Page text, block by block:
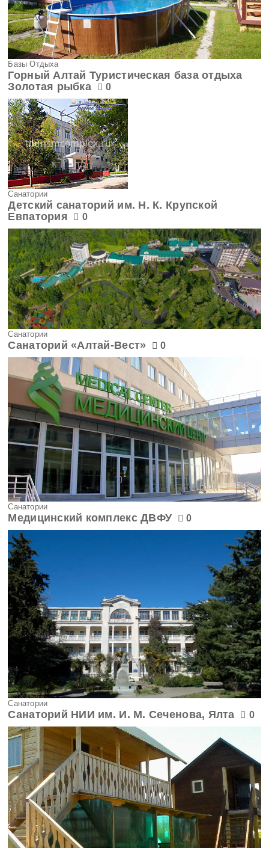
Базы Отдыха
Горный Алтай Туристическая база отдыха
Золотая рыбка
0
Санатории
Детский санаторий им. Н. К. Крупской
Евпатория
0
Санатории
Санаторий «Алтай-Вест» 0
Санатории
Медицинский комплекс ДВФУ 0
Санатории
Санаторий НИИ им. И. М. Сеченова, Ялта 0